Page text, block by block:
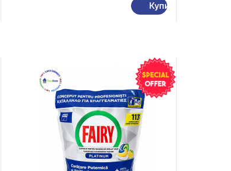
Купи